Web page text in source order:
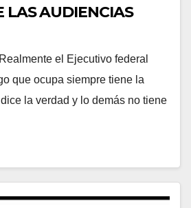
LAS AUDIENCIAS
el Ejecutivo federal
que ocupa siempre tiene la
la verdad y lo demás no tiene